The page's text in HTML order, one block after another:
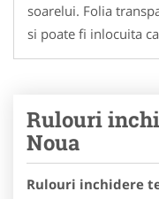
soarelui. Folia
si poate fi inlocuita
Rulouri
Noua
Rulouri inchidere